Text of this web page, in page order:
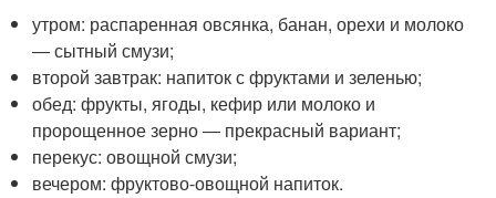
утром: распаренная овсянка, банан, орехи и молоко
― сытный смузи;
второй завтрак: напиток с фруктами и зеленью;
обед: фрукты, ягоды, кефир или молоко и
пророщенное зерно ― прекрасный вариант;
перекус: овощной смузи;
вечером: фруктово-овощной напиток.